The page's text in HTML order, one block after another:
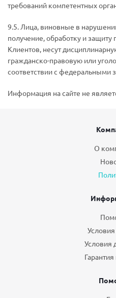
требований компетентных
9.5. Лица, виновные в
получение, обработку и
Клиентов, несут
гражданско-правовую или
соответствии с федеральными
Информация на сайте не
О
Условия